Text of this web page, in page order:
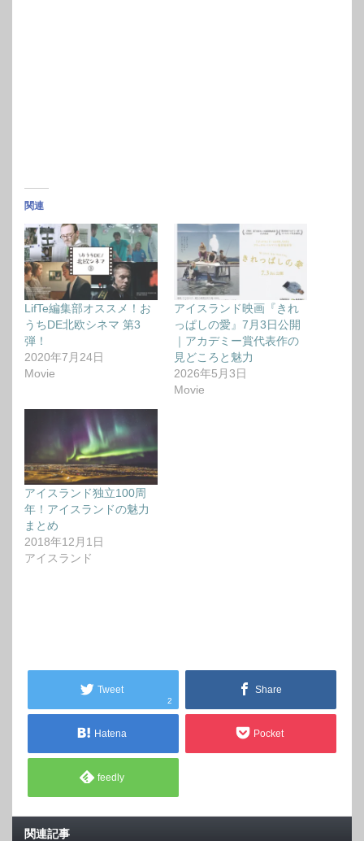
関連
LifTe編集部オススメ！お
うちDE北欧シネマ 第3
弾！
2020年7月24日
Movie
アイスランド映画『きれ
っぱしの愛』7月3日公開
｜アカデミー賞代表作の
見どころと魅力
2026年5月3日
Movie
アイスランド独立100周
年！アイスランドの魅力
まとめ
2018年12月1日
アイスランド
Tweet
2
Share
Hatena Pocket
feedly
関連記事